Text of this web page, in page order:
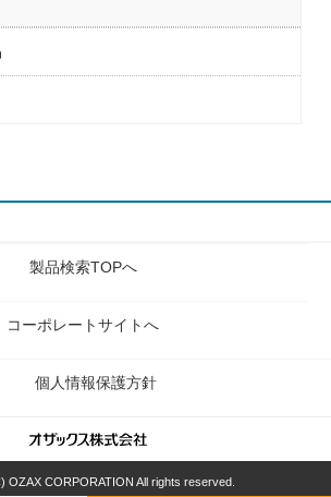
製品検索TOPへ
コーポレートサイトへ
個人情報保護方針
OZAX CORPORATION All rights reserved.